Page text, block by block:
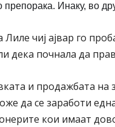
препорака. Инаку, во
Лиле чиј ајвар го
дека почнала да
и продажбата на
да се заработи
кои имаат